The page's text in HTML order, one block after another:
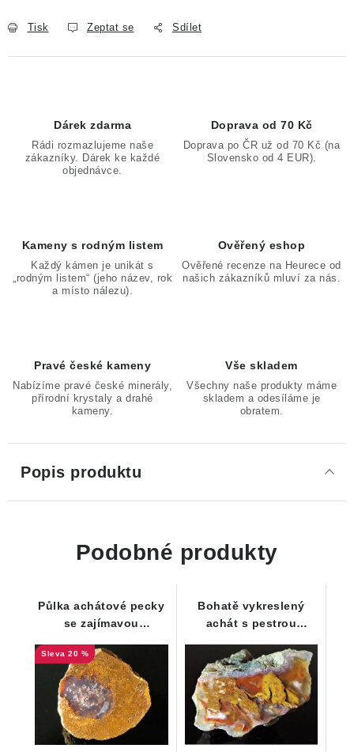
Tisk Zeptat se Sdílet
Dárek zdarma
Rádi rozmazlujeme naše
zákazníky. Dárek ke každé
objednávce.
Doprava od 70 Kč
Doprava po ČR už od 70 Kč (na
Slovensko od 4 EUR).
Kameny s rodným listem
Každý kámen je unikát s
„rodným listem“ (jeho název, rok
a místo nálezu).
Ověřený eshop
Ověřené recenze na Heurece od
našich zákazníků mluví za nás.
Pravé české kameny
Nabízíme pravé české minerály,
přírodní krystaly a drahé
kameny.
Vše skladem
Všechny naše produkty máme
skladem a odesíláme je
obratem.
Popis produktu
Podobné produkty
Půlka achátové pecky
se zajímavou
20 %
Bohatě vykreslený
achát s pestrou